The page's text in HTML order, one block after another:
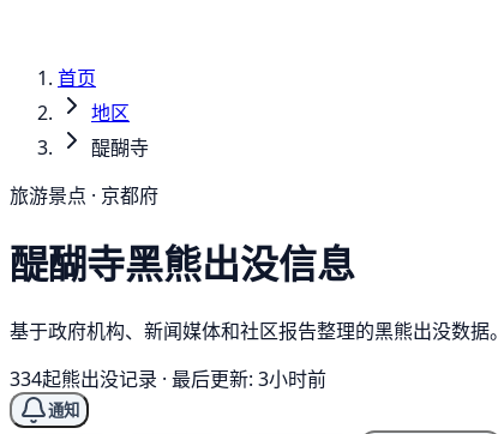
首页
地区
醍醐寺
旅游景点 · 京都府
醍醐寺黑熊出没信息
基于政府机构、新闻媒体和社区报告整理的黑熊出没数据。
334起熊出没记录 · 最后更新: 3小时前
通知